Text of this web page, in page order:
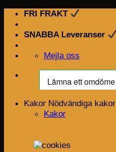
Skip
content
FRI FRAKT
SNABBA Leveranser
Mejla oss
Kakor Nödvändiga kakor
Kakor